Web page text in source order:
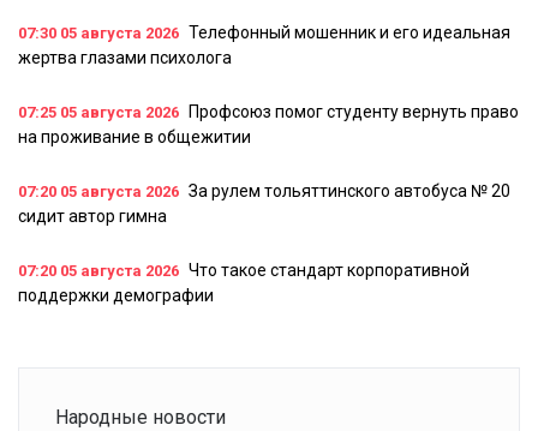
07:30 05 августа 2026 Телефонный мошенник и его идеальная
жертва глазами психолога
07:25 05 августа 2026
Профсоюз помог студенту вернуть право
на проживание в общежитии
07:20 05 августа 2026 За рулем тольяттинского автобуса № 20
сидит автор гимна
07:20 05 августа 2026 Что такое стандарт корпоративной
поддержки демографии
Народные новости